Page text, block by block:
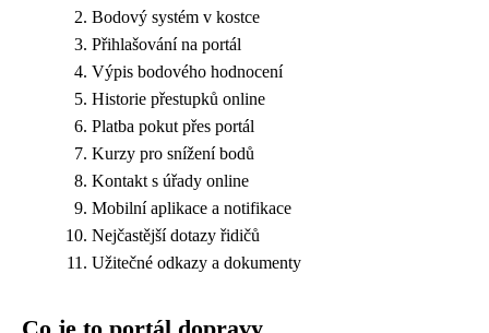
Bodový systém v kostce
Přihlašování na portál
Výpis bodového hodnocení
Historie přestupků online
Platba pokut přes portál
Kurzy pro snížení bodů
Kontakt s úřady online
Mobilní aplikace a notifikace
Nejčastější dotazy řidičů
Užitečné odkazy a dokumenty